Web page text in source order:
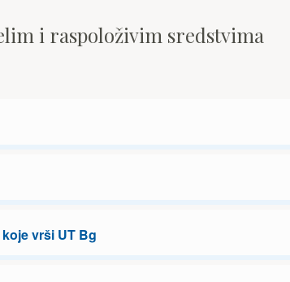
i raspoloživim sredstvima
vrši UT Bg